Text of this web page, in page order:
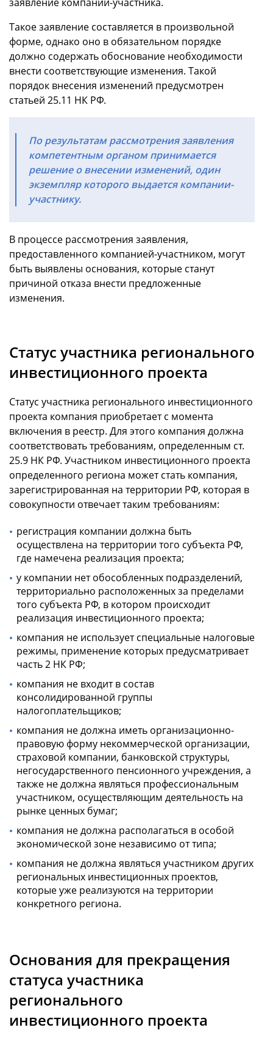
Такое заявление составляется в произвольной
форме, однако оно в обязательном порядке
должно содержать обоснование необходимости
внести соответствующие изменения. Такой
порядок внесения изменений предусмотрен
статьей 25.11 НК РФ.
По результатам рассмотрения заявления
компетентным органом принимается
решение о внесении изменений, один
экземпляр которого выдается компании-
участнику.
В процессе рассмотрения заявления,
предоставленного компанией-участником, могут
быть выявлены основания, которые станут
причиной отказа внести предложенные
изменения.
Статус участника регионального
инвестиционного проекта
Статус участника регионального инвестиционного
проекта компания приобретает с момента
включения в реестр. Для этого компания должна
соответствовать требованиям, определенным ст.
25.9 НК РФ. Участником инвестиционного проекта
определенного региона может стать компания,
зарегистрированная на территории РФ, которая в
совокупности отвечает таким требованиям:
регистрация компании должна быть
осуществлена на территории того субъекта РФ,
где намечена реализация проекта;
у компании нет обособленных подразделений,
территориально расположенных за пределами
того субъекта РФ, в котором происходит
реализация инвестиционного проекта;
компания не использует специальные налоговые
режимы, применение которых предусматривает
часть 2 НК РФ;
компания не входит в состав
консолидированной группы
налогоплательщиков;
компания не должна иметь организационно-
правовую форму некоммерческой организации,
страховой компании, банковской структуры,
негосударственного пенсионного учреждения, а
также не должна являться профессиональным
участником, осуществляющим деятельность на
рынке ценных бумаг;
компания не должна располагаться в особой
экономической зоне независимо от типа;
компания не должна являться участником других
региональных инвестиционных проектов,
которые уже реализуются на территории
конкретного региона.
Основания для прекращения
статуса участника
регионального
инвестиционного проекта